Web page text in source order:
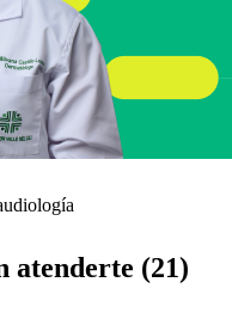
atenderte (21)